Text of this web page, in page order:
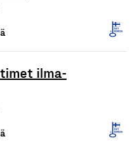
ilma-